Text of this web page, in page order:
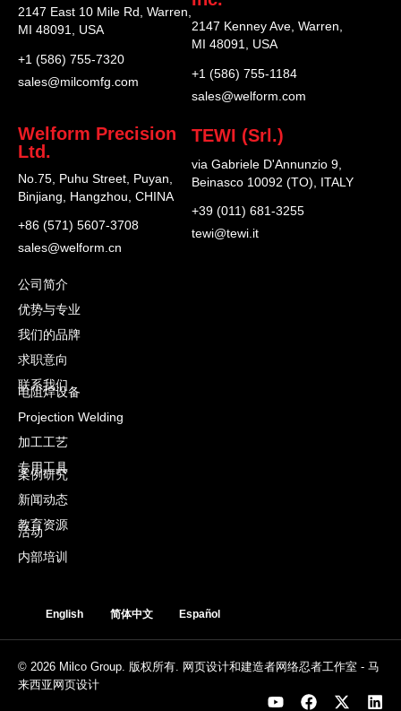
2147 East 10 Mile Rd, Warren,
MI 48091, USA
+1 (586) 755-7320
sales@milcomfg.com
2147 Kenney Ave, Warren,
MI 48091, USA
+1 (586) 755-1184
sales@welform.com
Welform Precision
Ltd.
No.75, Puhu Street, Puyan,
Binjiang, Hangzhou, CHINA
+86 (571) 5607-3708
sales@welform.cn
TEWI (Srl.)
via Gabriele D'Annunzio 9,
Beinasco 10092 (TO), ITALY
+39 (011) 681-3255
tewi@tewi.it
公司简介
优势与专业
我们的品牌
求职意向
联系我们
电阻焊设备
Projection Welding
加工工艺
专用工具
案例研究
新闻动态
教育资源
活动
内部培训
English 简体中文 Español
© 2026 Milco Group. 版权所有. 网页设计和建造者网络忍者工作室 - 马
来西亚网页设计